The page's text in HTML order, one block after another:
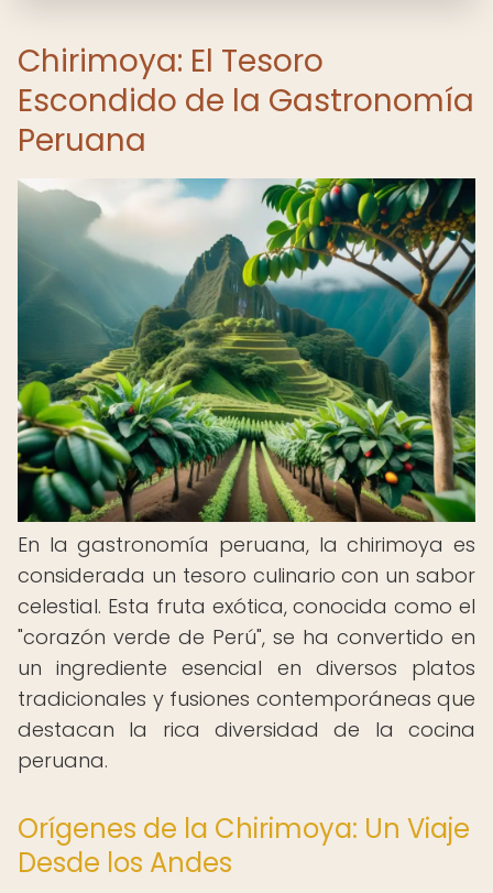
Chirimoya: El Tesoro
Escondido de la Gastronomía
Peruana
En la gastronomía peruana, la chirimoya es
considerada un tesoro culinario con un sabor
celestial. Esta fruta exótica, conocida como el
"corazón verde de Perú", se ha convertido en
un ingrediente esencial en diversos platos
tradicionales y fusiones contemporáneas que
destacan la rica diversidad de la cocina
peruana.
Orígenes de la Chirimoya: Un Viaje
Desde los Andes